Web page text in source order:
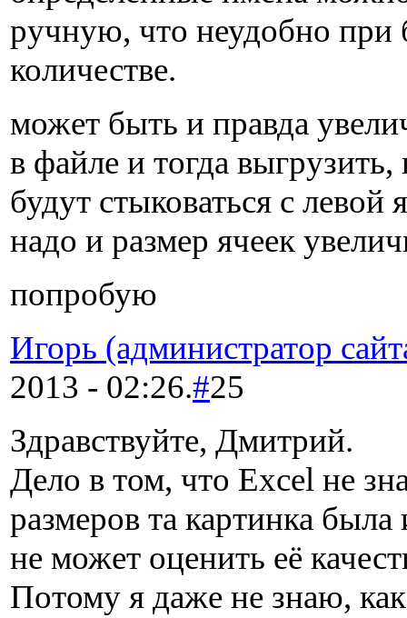
ручную, что неудобно
количестве.
может быть и правда
в файле и тогда
будут стыковаться с левой
надо и размер ячеек
попробую
Игорь (администратор
2013 - 02:26.#25
Здравствуйте, Дмитрий.
Дело в том, что Excel не
размеров та картинка была
не может оценить её
Потому я даже не знаю,